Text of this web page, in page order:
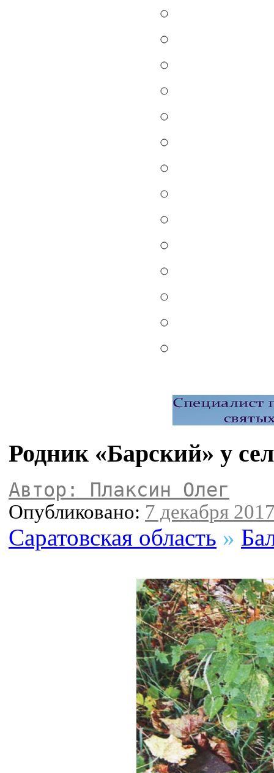
Родник «Барский» у
Автор: Плаксин Олег
Опубликовано: 7 декабря
Саратовская область »